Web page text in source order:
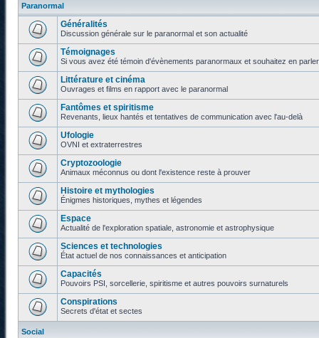
Paranormal
Généralités
Discussion générale sur le paranormal et son actualité
Témoignages
Si vous avez été témoin d'évènements paranormaux et souhaitez en
Littérature et cinéma
Ouvrages et films en rapport avec le paranormal
Fantômes et spiritisme
Revenants, lieux hantés et tentatives de communication avec l'au-delà
Ufologie
OVNI et extraterrestres
Cryptozoologie
Animaux méconnus ou dont l'existence reste à prouver
Histoire et mythologies
Énigmes historiques, mythes et légendes
Espace
Actualité de l'exploration spatiale, astronomie et astrophysique
Sciences et technologies
État actuel de nos connaissances et anticipation
Capacités
Pouvoirs PSI, sorcellerie, spiritisme et autres pouvoirs surnaturels
Conspirations
Secrets d'état et sectes
Social